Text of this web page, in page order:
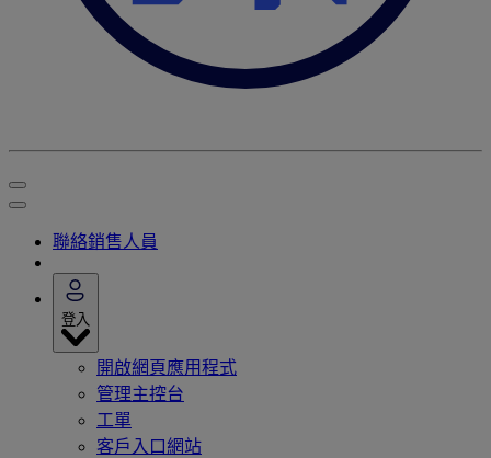
聯絡銷售人員
登入
開啟網頁應用程式
管理主控台
工單
客戶入口網站